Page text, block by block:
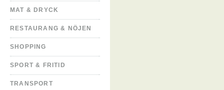
MAT & DRYCK
RESTAURANG & NÖJEN
SHOPPING
SPORT & FRITID
TRANSPORT